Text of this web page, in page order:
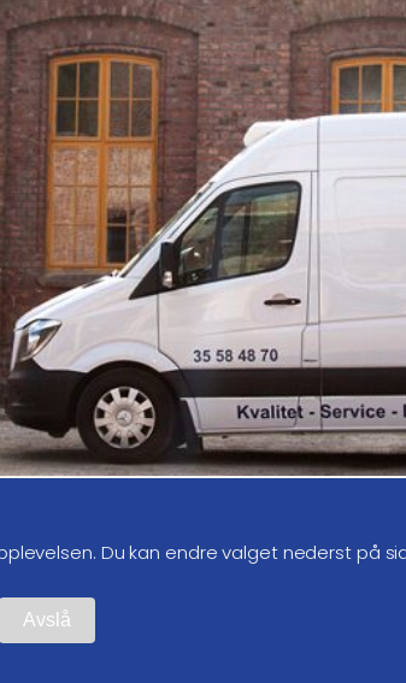
Du kan endre valget nederst på
Avslå